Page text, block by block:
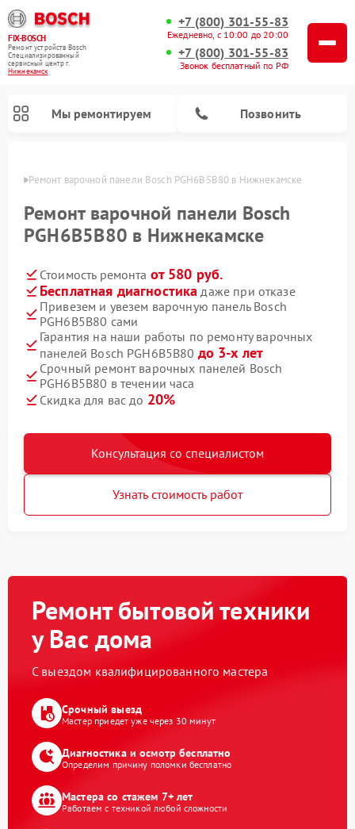
FIX-BOSCH
Ремонт устройств Bosch
Специализированный
cервисный центр г.
Нижнекамск
+7 (800) 301-55-83
Ежедневно, с 10:00 до 20:00
+7 (800) 301-55-83
Звонок бесплатный по РФ
Мы ремонтируем Позвонить
Ремонт варочной панели Bosch PGH6B5B80 в Нижнекамске
Ремонт варочной панели Bosch
PGH6B5B80 в Нижнекамске
Стоимость ремонта от 580 руб.
Бесплатная диагностика даже при отказе
Привезем и увезем варочную панель Bosch
PGH6B5B80 сами
Гарантия на наши работы по ремонту варочных
панелей Bosch PGH6B5B80 до 3-х лет
Срочный ремонт варочных панелей Bosch
PGH6B5B80 в течении часа
Скидка для вас до 20%
Консультация со специалистом
Узнать стоимость работ
Ремонт бытовой техники
у Вас дома
С выездом квалифицированного мастера
Срочный выезд
Мастер приедет уже через 30 минут
Диагностика и осмотр бесплатно
Определим причину поломки бесплатно
Мастера со стажем 7+ лет
Работаем с техникой любой сложности